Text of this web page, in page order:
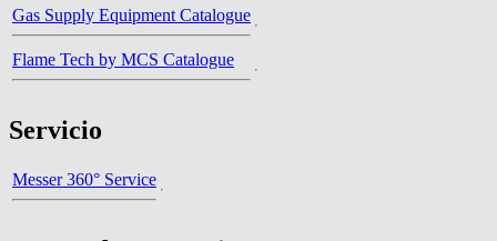
Gas Supply Equipment Catalogue
Flame Tech by MCS Catalogue
Servicio
Messer 360° Service